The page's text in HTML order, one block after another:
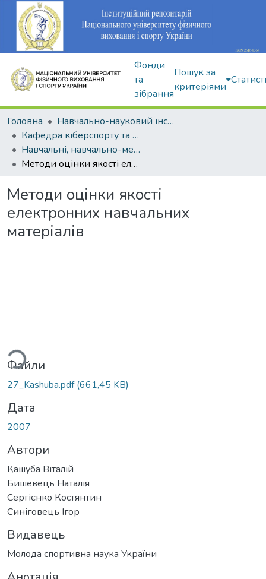
Фонди
та
зібрання
Пошук за
критеріями
Головна
Навчально-науковий інститут здоров'я, реабілітації та фізичного виховання
Кафедра кіберспорту та інформаційних технологій
Навчальні, навчально-методичні видання
Методи оцінки якості електронних навчальних матеріалів
Методи оцінки якості
електронних навчальних
матеріалів
Файли
27_Kashuba.pdf(661,45 KB)
Дата
2007
Автори
Кашуба Віталій
Бишевець Наталія
Сергієнко Костянтин
Синіговець Ігор
Видавець
Молода спортивна наука України